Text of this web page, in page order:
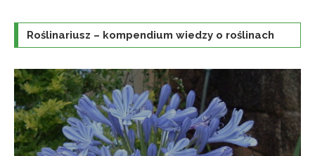
Roślinariusz – kompendium wiedzy o roślinach